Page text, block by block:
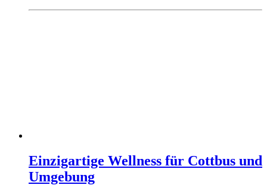
Einzigartige Wellness für Cottbus und
Umgebung